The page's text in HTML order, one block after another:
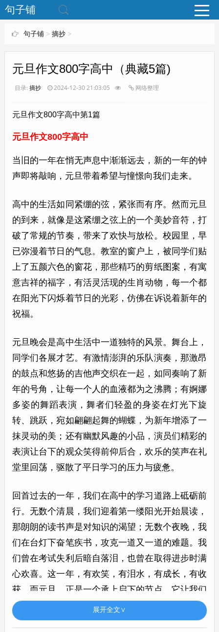
www.bjuzi.com
句子铺
句子铺> 摘抄>
元旦作文800字高中（典藏5篇)
目录: 摘抄 2024-12-30 21:03:05 网络整理
元旦作文800字高中第1篇
元旦作文800字高中
当旧的一年在悄无声息中渐渐远去，新的一年的钟
声即将敲响，元旦带着希望与憧憬向我们走来。
高中的生活如同紧绷的弦，紧张而有序。然而元旦
的到来，就像是这紧绷之弦上的一个美妙音符，打
破了常规的节奏，带来了欢快与放松。校园里，早
已弥漫着节日的气息。教室的窗户上，被同学们贴
上了五颜六色的窗花，那些精巧的剪纸图案，有寓
意吉祥的福字，有活灵活现的生肖动物，每一个都
在阳光下闪烁着节日的光彩，仿佛在诉说着新年的
祝福。
元旦晚会是高中生活中一道独特的风景。舞台上，
同学们各展才艺。有激情澎湃的乐队演奏，那激昂
的鼓点和悠扬的吉他声交织在一起，如同奏响了新
年的号角，让每一个人的血液都为之沸腾；有婀娜
多姿的舞蹈表演，舞者们轻盈的身姿在灯光下旋
转、跳跃，宛如翩翩起舞的蝴蝶，为新年增添了一
抹灵动的美；还有幽默风趣的小品，演员们精彩的
表演让台下的观众笑得前仰后合，欢乐的笑声在礼
堂里回荡，驱散了平日学习的压力与疲惫。
回首过去的一年，我们在高中的学习道路上砥砺前
行。无数个清晨，我们迎着第一缕阳光开始晨读，
那朗朗的读书声是对知识的渴望；无数个夜晚，我
们在台灯下奋笔疾书，攻克一道又一道的难题。我
们曾在考试失利后暗自落泪，也曾在取得进步时满
心欢喜。这一年，有欢笑，有泪水，有成长，有收
获。而元旦，正是一个承上启下的节点，它让我们
在庆祝新的开始的同时，也能静下心来总结过去的
经验教训。
展开全文∨